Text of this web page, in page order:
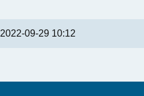
2022-09-29 10:12